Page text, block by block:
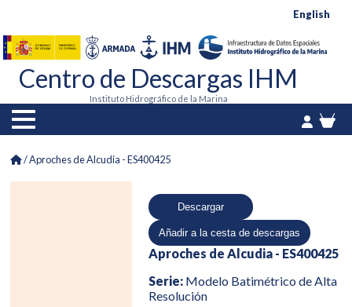
English
Centro de Descargas IHM
Instituto Hidrográfico de la Marina
/Aproches de Alcudia - ES400425
Aproches de Alcudia - ES400425
Serie: Modelo Batimétrico de Alta
Resolución